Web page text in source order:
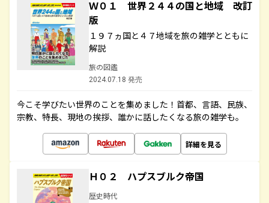
Ｗ０１ 世界２４４の国と地域 改訂
版
１９７ヵ国と４７地域を旅の雑学とともに
解説
旅の図鑑
2024.07.18 発売
今こそ学びたい世界のことを集めました！首都、言語、民族、
宗教、特長、現地の挨拶、誰かに話したくなる旅の雑学も。
詳細を見る
Ｈ０２ ハプスブルク帝国
歴史時代